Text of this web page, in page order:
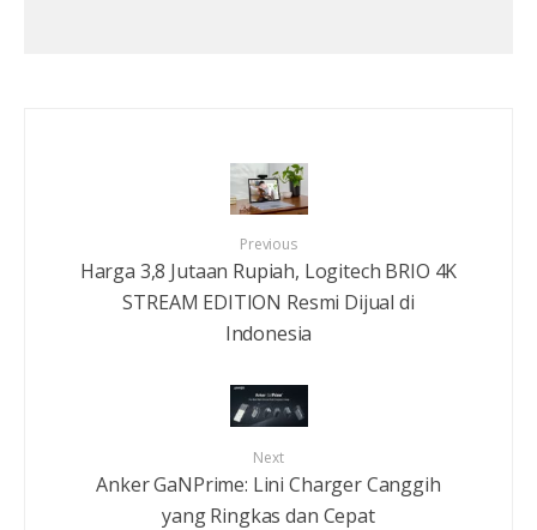
Previous
Harga 3,8 Jutaan Rupiah, Logitech BRIO 4K
STREAM EDITION Resmi Dijual di
Indonesia
Next
Anker GaNPrime: Lini Charger Canggih
yang Ringkas dan Cepat